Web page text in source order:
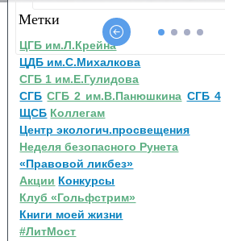
Метки
ЦГБ им.Л.Крейна
ЦДБ им.С.Михалкова
СГБ 1 им.Е.Гулидова
СГБ СГБ 2 им.В.Панюшкина СГБ 4
ЩСБ Коллегам
Центр экологич.просвещения
Неделя безопасного Рунета
«Правовой ликбез»
Акции Конкурсы
Клуб «Гольфстрим»
Книги моей жизни
#ЛитМост